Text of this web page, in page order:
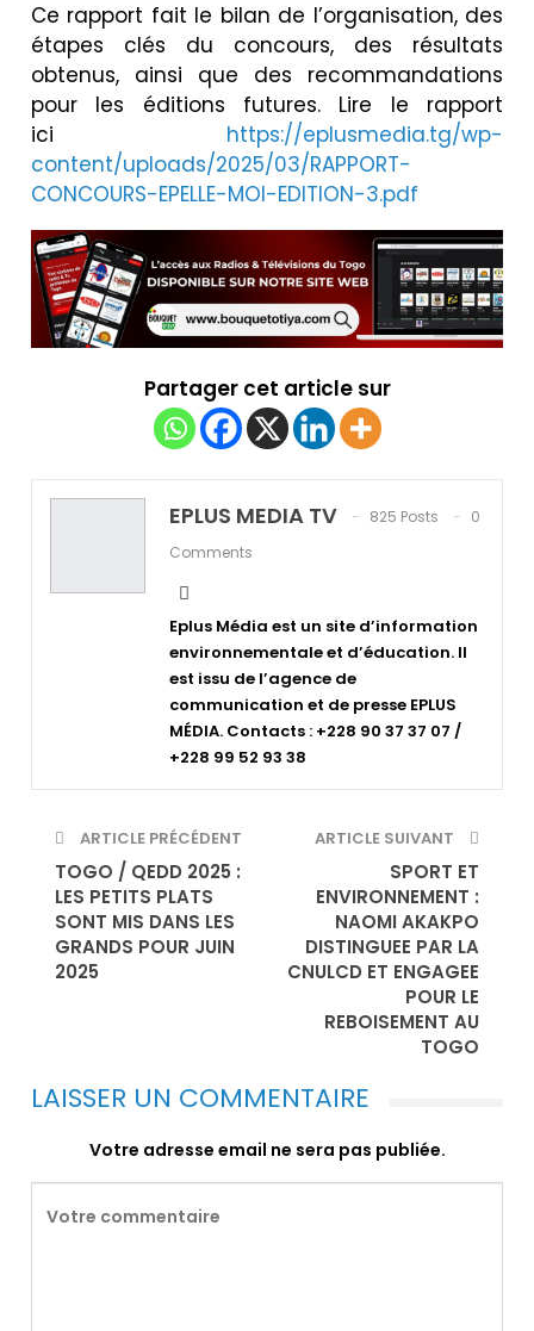
Ce rapport fait le bilan de l’organisation, des
étapes clés du concours, des résultats
obtenus, ainsi que des recommandations
pour les éditions futures. Lire le rapport
ici https://eplusmedia.tg/wp-
content/uploads/2025/03/RAPPORT-
CONCOURS-EPELLE-MOI-EDITION-3.pdf
Partager cet article sur
EPLUS MEDIA TV 825 Posts
0
Comments
Eplus Média est un site d’information
environnementale et d’éducation. Il
est issu de l’agence de
communication et de presse EPLUS
MÉDIA. Contacts : +228 90 37 37 07 /
+228 99 52 93 38
ARTICLE PRÉCÉDENT
TOGO / QEDD 2025 :
LES PETITS PLATS
SONT MIS DANS LES
GRANDS POUR JUIN
2025
ARTICLE SUIVANT
SPORT ET
ENVIRONNEMENT :
NAOMI AKAKPO
DISTINGUEE PAR LA
CNULCD ET ENGAGEE
POUR LE
REBOISEMENT AU
TOGO
LAISSER UN COMMENTAIRE
Votre adresse email ne sera pas publiée.